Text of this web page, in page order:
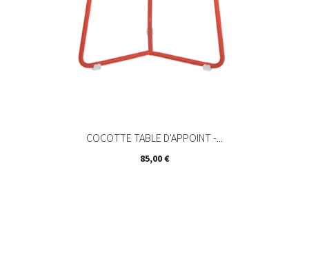
COCOTTE TABLE D'APPOINT -...
Prix
85,00 €